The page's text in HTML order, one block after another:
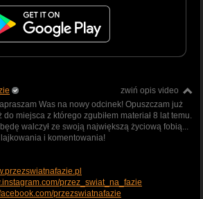
zwiń opis video
Was na nowy odcinek! Opuszczam już
miejsca z którego zgubiłem materiał 8 lat temu.
walczył ze swoją największą życiową fobią...
i komentowania!
przez_swiat_na_fazie
przezswiatnafazie